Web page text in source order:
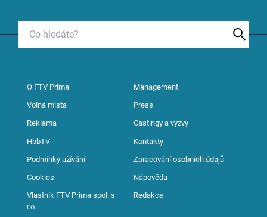
O FTV Prima Management
Volná místa Press
Reklama Castingy a výzvy
HbbTV Kontakty
Podmínky užívání Zpracování osobních údajů
Cookies Nápověda
Vlastník FTV Prima spol. s
r.o.
Redakce